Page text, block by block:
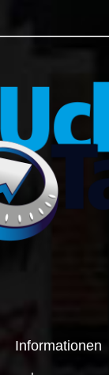
Informationen